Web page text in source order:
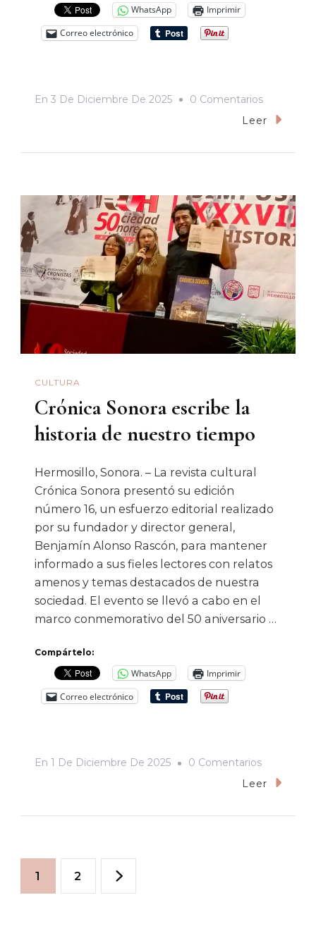
WhatsApp
Imprimir
Correo electrónico
En 3 De Diciembre De 2025 0 ComentariosEn
«La
Sociedad
Sonorense
De
Opinión,
Debiera
Leer
CULTURA
Crónica Sonora escribe la
historia de nuestro tiempo
Hermosillo, Sonora. – La revista cultural
Crónica Sonora presentó su edición
número 16, un esfuerzo editorial realizado
por su fundador y director general,
Benjamín Alonso Rascón, para mantener
informado a sus fieles lectores con relatos
amenos y temas destacados de nuestra
sociedad. El evento se llevó a cabo en el
marco conmemorativo del 50 aniversario …
Compártelo:
WhatsApp
Imprimir
Correo electrónico
En 1 De Diciembre De 2025 0 ComentariosEn
Crónica
Leer
Paginación
Página
1 Página
2